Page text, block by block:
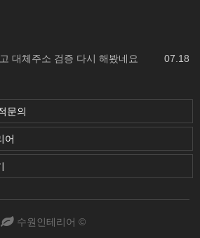
07.18
대체주소 검증 다시 해봤네요
문의
어
수원인테리어 ©